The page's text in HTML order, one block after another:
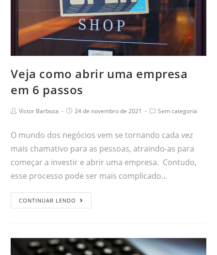
Veja como abrir uma empresa
em 6 passos
Victor Barboza 24 de novembro de 2021 Sem categoria
O mundo dos negócios vem se tornando cada vez
mais chamativo para as pessoas, atraindo-as para
começar a investir e abrir uma empresa. Contudo,
esse processo pode ser mais complicado…
CONTINUAR LENDO